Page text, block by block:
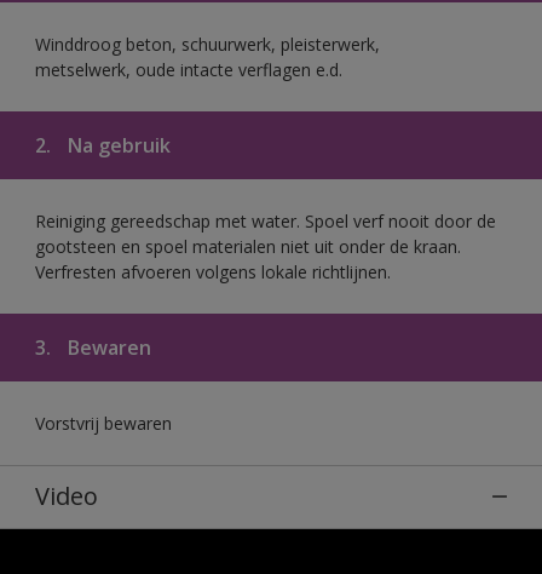
Winddroog beton, schuurwerk, pleisterwerk,
metselwerk, oude intacte verflagen e.d.
2. Na gebruik
Reiniging gereedschap met water. Spoel verf nooit door de
gootsteen en spoel materialen niet uit onder de kraan.
Verfresten afvoeren volgens lokale richtlijnen.
3. Bewaren
Vorstvrij bewaren
Video